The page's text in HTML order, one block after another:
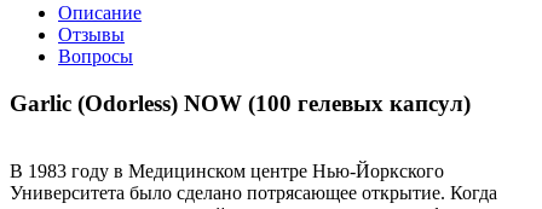
Описание
Отзывы
Вопросы
Garlic (Odorless) NOW (100 гелевых капсул)
В 1983 году в Медицинском центре Нью-Йоркского
Университета было сделано потрясающее открытие. Когда